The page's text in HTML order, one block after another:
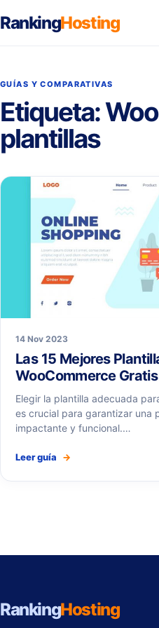
RankingHosting
GUÍAS Y COMPARATIVAS
Etiqueta:
plantillas
14 Nov 2023
Las 15 Mejores
WooCommerce
Elegir la plantilla adecuada
es crucial para garantizar una
impactante y funcional.…
Leer guía →
RankingHosting